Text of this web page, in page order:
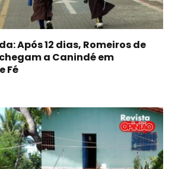
Após 12 dias, Romeiros de
a Canindé em
Fé